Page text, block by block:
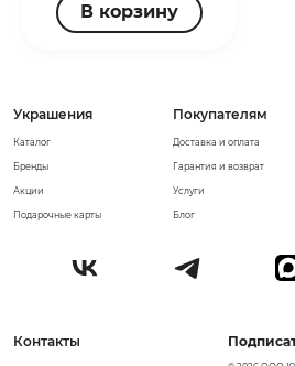
В корзину
Украшения
Каталог
Бренды
Акции
Подарочные карты
Покупателям
Доставка и оплата
Гарантия и возврат
Услуги
Блог
Контакты